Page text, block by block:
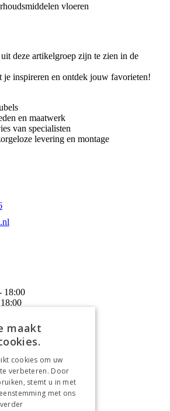
vloeren
deze artikelgroep zijn te zien in de
je inspireren en ontdek jouw favorieten!
en maatwerk
van specialisten
levering en montage
18:00
- 20:00
17:00
maakt
cookies om uw
verbeteren. Door
stemt u in met
met ons